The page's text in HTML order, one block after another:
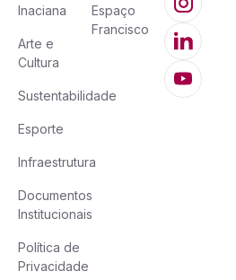
Inaciana
Arte e
Cultura
Sustentabilidade
Esporte
Infraestrutura
Documentos
Institucionais
Política de
Privacidade
Espaço
Francisco